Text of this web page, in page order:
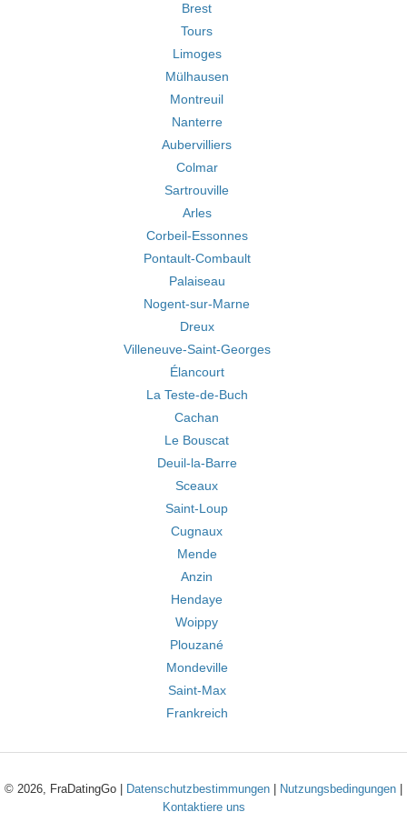
Brest
Tours
Limoges
Mülhausen
Montreuil
Nanterre
Aubervilliers
Colmar
Sartrouville
Arles
Corbeil-Essonnes
Pontault-Combault
Palaiseau
Nogent-sur-Marne
Dreux
Villeneuve-Saint-Georges
Élancourt
La Teste-de-Buch
Cachan
Le Bouscat
Deuil-la-Barre
Sceaux
Saint-Loup
Cugnaux
Mende
Anzin
Hendaye
Woippy
Plouzané
Mondeville
Saint-Max
Frankreich
© 2026, FraDatingGo | Datenschutzbestimmungen Nutzungsbedingungen
Kontaktiere uns